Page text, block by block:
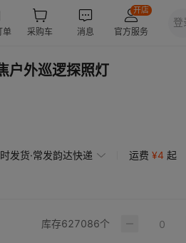
户外巡逻探照灯
发货·常发韵达快递 运费 ¥4 起
库存627086个